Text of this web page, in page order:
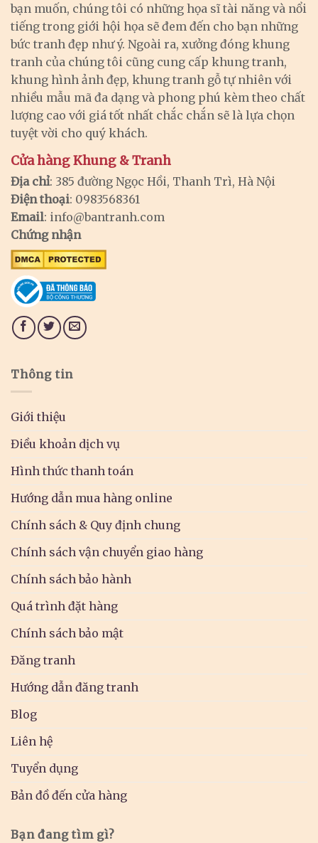
bạn muốn, chúng tôi có những họa sĩ tài năng và nổi
tiếng trong giới hội họa sẽ đem đến cho bạn những
bức tranh đẹp như ý. Ngoài ra, xưởng đóng khung
tranh của chúng tôi cũng cung cấp khung tranh,
khung hình ảnh đẹp, khung tranh gỗ tự nhiên với
nhiều mẫu mã đa dạng và phong phú kèm theo chất
lượng cao với giá tốt nhất chắc chắn sẽ là lựa chọn
tuyệt vời cho quý khách.
Cửa hàng Khung & Tranh
Địa chỉ: 385 đường Ngọc Hồi, Thanh Trì, Hà Nội
Điện thoại: 0983568361
Email: info@bantranh.com
Chứng nhận
Thông tin
Giới thiệu
Điều khoản dịch vụ
Hình thức thanh toán
Hướng dẫn mua hàng online
Chính sách & Quy định chung
Chính sách vận chuyển giao hàng
Chính sách bảo hành
Quá trình đặt hàng
Chính sách bảo mật
Đăng tranh
Hướng dẫn đăng tranh
Blog
Liên hệ
Tuyển dụng
Bản đồ đến cửa hàng
Bạn đang tìm gì?